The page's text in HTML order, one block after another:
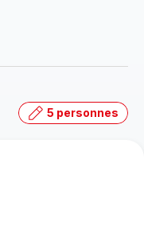
5 personnes